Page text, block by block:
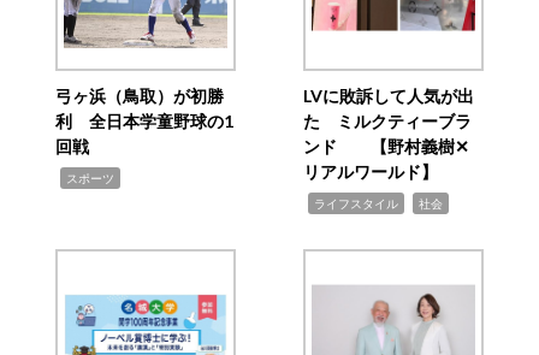
弓ヶ浜（鳥取）が初勝
利 全日本学童野球の1
回戦
スポーツ
LVに敗訴して人気が出
た ミルクティーブラ
ンド 【野村義樹✕
リアルワールド】
ライフスタイル 社会